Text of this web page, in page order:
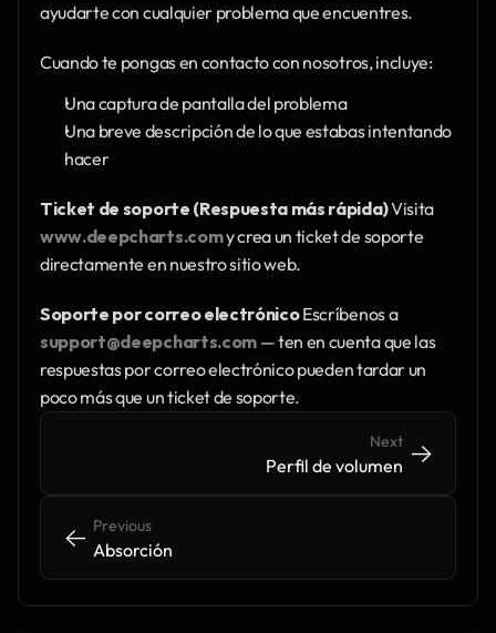
ayudarte con cualquier problema que encuentres.
Cuando te pongas en contacto con nosotros, incluye:
Una captura de pantalla del problema
Una breve descripción de lo que estabas intentando
hacer
Ticket de soporte (Respuesta más rápida)
Visita
www.deepcharts.com y crea un ticket de soporte
directamente en nuestro sitio web.
Soporte por correo electrónico
Escríbenos a
support@deepcharts.com — ten en cuenta que las
respuestas por correo electrónico pueden tardar un
poco más que un ticket de soporte.
<- <-
Previous
Absorción
Next
Perfil de volumen
-> ->